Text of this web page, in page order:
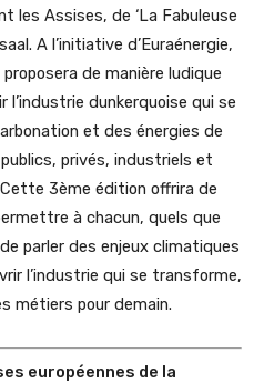
les Assises, de ‘La Fabuleuse
A l’initiative d’Euraénergie,
de manière ludique
dunkerquoise qui se
et des énergies de
privés, industriels et
3ème édition offrira de
à chacun, quels que
parler des enjeux climatiques
l’industrie qui se transforme,
métiers pour demain.
européennes de la